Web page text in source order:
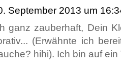
September 2013 um
ganz zauberhaft, Dein
(Erwähnte ich
hihi). Ich bin auf